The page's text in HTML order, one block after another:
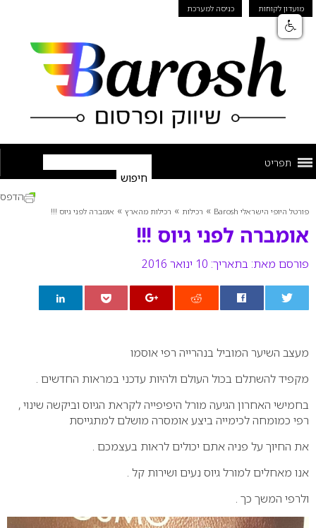
מועדון לקוחות כניסה למערכת
תפריט
פורטל היופי הישראלי Barosh » רכילות » רכילות מהארץ » אומברה לפני גיוס !!!
אומברה לפני גיוס !!!
פורסם מאת: בתאריך: 10 ינואר 2016
הדפס
מעצב השיער המוביל בנהרייה רפי אוסמו
מקפיד להשתלם בכול העולם ולהיות עדכני במראות החדשים .
בחמישי האחרון הגיעה מורל היפיפייה לקראת הגיוס וביקשה שינוי ,
רפי כמומחה לכימייה ביצע אומסרה מושלם למתגייסת
את החיוך על פניה אתם יכולים לראות בעצמכם .
אנו מאחלים למורל גיוס נעים ושירות קל .
ולרפי המשך כך .